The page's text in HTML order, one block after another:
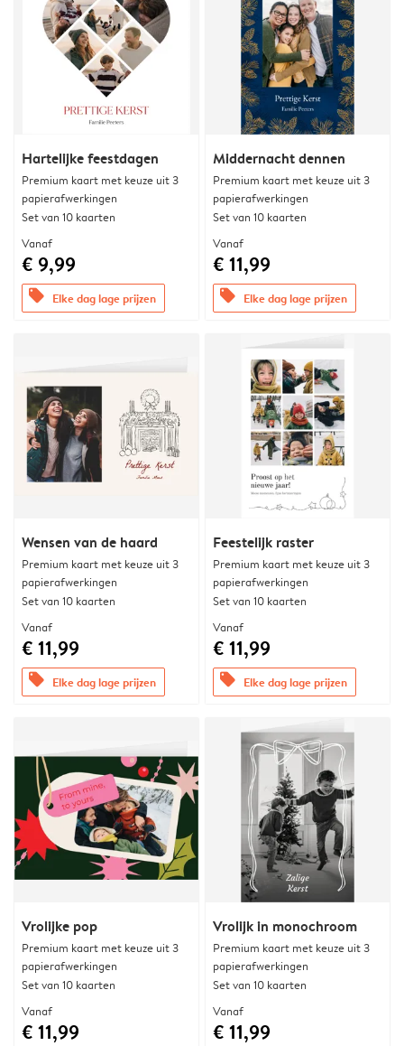
Hartelijke feestdagen
Premium kaart met keuze uit 3
papierafwerkingen
Set van 10 kaarten
Vanaf
€ 9,99
offers Elke dag lage prijzen
Middernacht dennen
Premium kaart met keuze uit 3
papierafwerkingen
Set van 10 kaarten
Vanaf
€ 11,99
offers Elke dag lage prijzen
Wensen van de haard
Premium kaart met keuze uit 3
papierafwerkingen
Set van 10 kaarten
Vanaf
€ 11,99
offers Elke dag lage prijzen
Feestelijk raster
Premium kaart met keuze uit 3
papierafwerkingen
Set van 10 kaarten
Vanaf
€ 11,99
offers Elke dag lage prijzen
Vrolijke pop
Premium kaart met keuze uit 3
papierafwerkingen
Set van 10 kaarten
Vanaf
€ 11,99
Vrolijk in monochroom
Premium kaart met keuze uit 3
papierafwerkingen
Set van 10 kaarten
Vanaf
€ 11,99